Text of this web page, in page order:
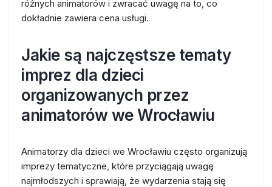
różnych animatorów i zwracać uwagę na to, co
dokładnie zawiera cena usługi.
Jakie są najczęstsze tematy
imprez dla dzieci
organizowanych przez
animatorów we Wrocławiu
Animatorzy dla dzieci we Wrocławiu często organizują
imprezy tematyczne, które przyciągają uwagę
najmłodszych i sprawiają, że wydarzenia stają się